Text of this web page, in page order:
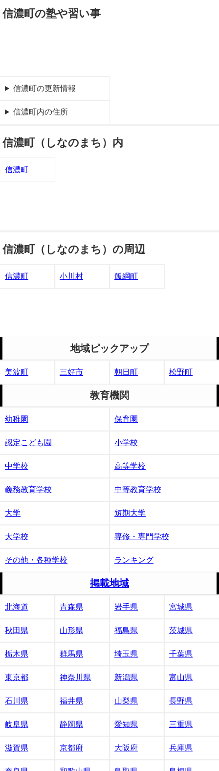
信濃町の塾や習い事
信濃町の更新情報
信濃町内の住所
信濃町（しなのまち）内
信濃町
信濃町（しなのまち）の周辺
信濃町 小川村 飯綱町
地域ピックアップ
美波町 三好市 朝日町 松野町
教育機関
幼稚園 保育園
認定こども園 小学校
中学校 高等学校
義務教育学校 中等教育学校
大学 短期大学
大学校 専修・専門学校
その他・各種学校 ランキング
掲載地域
北海道 青森県 岩手県 宮城県
秋田県 山形県 福島県 茨城県
栃木県 群馬県 埼玉県 千葉県
東京都 神奈川県 新潟県 富山県
石川県 福井県 山梨県 長野県
岐阜県 静岡県 愛知県 三重県
滋賀県 京都府 大阪府 兵庫県